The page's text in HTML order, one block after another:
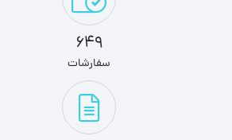
649
سفارشات